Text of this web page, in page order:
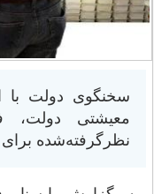
سخنگوی دولت با
معیشتی دولت،
نظرگرفته‌شده